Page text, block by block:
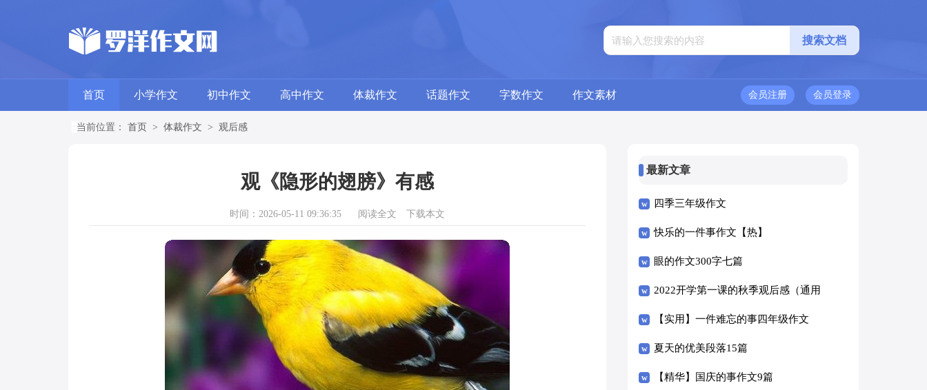
首页 小学作文 初中作文 高中作文 体裁作文 话题作文 字数作文 作文素材 会员登录
会员注册
当前位置： 首页 > 体裁作文 > 观后感
观《隐形的翅膀》有感
时间：2026-05-11 09:36:35 阅读全文 下载本文
最新文章
四季三年级作文
快乐的一件事作文【热】
眼的作文300字七篇
2022开学第一课的秋季观后感（通用
14篇）
【实用】一件难忘的事四年级作文
300字3篇
夏天的优美段落15篇
【精华】国庆的事作文9篇